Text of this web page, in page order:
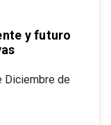
y futuro
Diciembre de